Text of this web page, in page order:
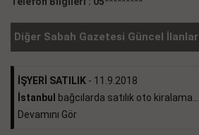
Diğer Sabah Gazetesi Güncel İlanlar
İŞYERİ SATILIK - 11.9.2018
İstanbul
bağcılarda satılık oto kiralama...
Devamını Gör